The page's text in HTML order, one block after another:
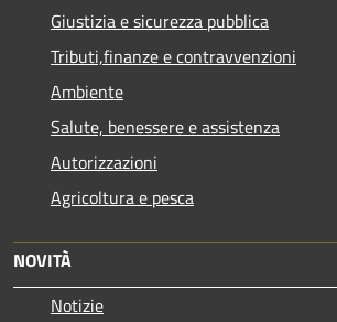
Giustizia e sicurezza pubblica
Tributi,finanze e contravvenzioni
Ambiente
Salute, benessere e assistenza
Autorizzazioni
Agricoltura e pesca
NOVITÀ
Notizie